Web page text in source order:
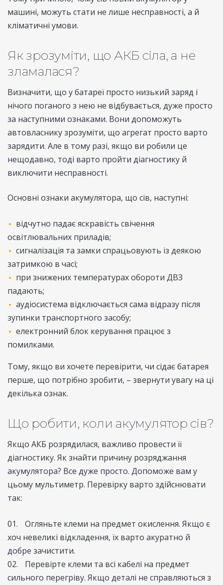
машині, можуть стати не лише несправності, а й
кліматичні умови.
Як зрозуміти, що АКБ сіла, а не
зламалася?
Визначити, що у батареї просто низький заряд і
нічого поганого з нею не відбувається, дуже просто
за наступними ознаками. Вони допоможуть
автовласнику зрозуміти, що агрегат просто варто
зарядити. Але в тому разі, якщо ви робили це
нещодавно, тоді варто пройти діагностику й
виключити несправності.
Основні ознаки акумулятора, що сів, наступні:
відчутно падає яскравість свічення
освітлювальних приладів;
сигналізація та замки спрацьовують із деякою
затримкою в часі;
при знижених температурах обороти ДВЗ
падають;
аудіосистема відключається сама відразу після
зупинки транспортного засобу;
електронний блок керування працює з
помилками.
Тому, якщо ви хочете перевірити, чи сідає батарея
перше, що потрібно зробити, – звернути увагу на ці
декілька ознак.
Що робити, коли акумулятор сів?
Якщо АКБ розрядилася, важливо провести її
діагностику. Як знайти причину розряджання
акумулятора? Все дуже просто. Допоможе вам у
цьому мультиметр. Перевірку варто здійснювати
так:
Огляньте клеми на предмет окислення. Якщо є
хоч невеликі відкладення, їх варто акуратно й
добре зачистити.
Перевірте клеми та всі кабелі на предмет
сильного перегріву. Якщо деталі не справляються з